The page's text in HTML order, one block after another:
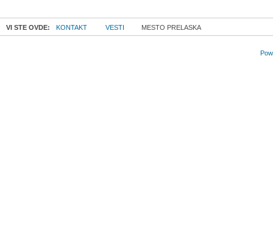
VI STE OVDE: KONTAKT VESTI MESTO PRELASKA